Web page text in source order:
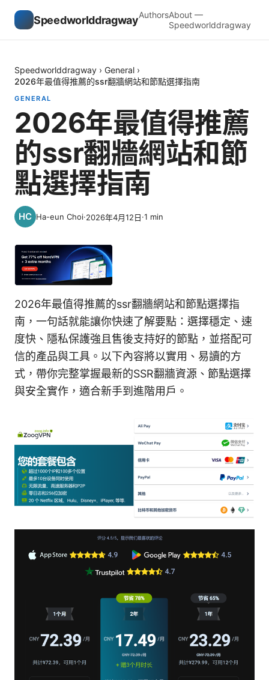
SpeedworlddragwayAuthorsAbout —
Speedworlddragway
Speedworlddragway › General ›
2026年最值得推薦的ssr翻牆網站和節點選擇指南
GENERAL
2026年最值得推薦
的ssr翻牆網站和節
點選擇指南
Ha-eun Choi·2026年4月12日·1 min
2026年最值得推薦的ssr翻牆網站和節點選擇指
南，一句話就能讓你快速了解要點：選擇穩定、速
度快、隱私保護強且售後支持好的節點，並搭配可
信的產品與工具。以下內容將以實用、易讀的方
式，帶你完整掌握最新的SSR翻牆資源、節點選擇
與安全實作，適合新手到進階用戶。